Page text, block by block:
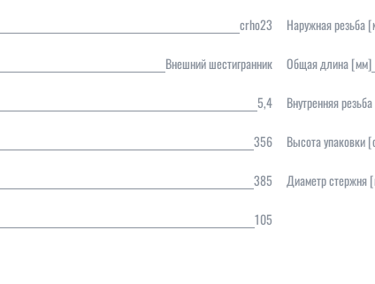
crho23
Внешний шестигранник
5,4
356
385
105
Наружная резьба
Общая длина [мм]
Внутренняя
Высота упаковки
Диаметр стержня